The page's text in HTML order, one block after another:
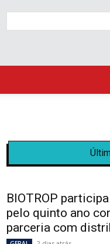
BIOTROP
pelo quinto ano
parceria com